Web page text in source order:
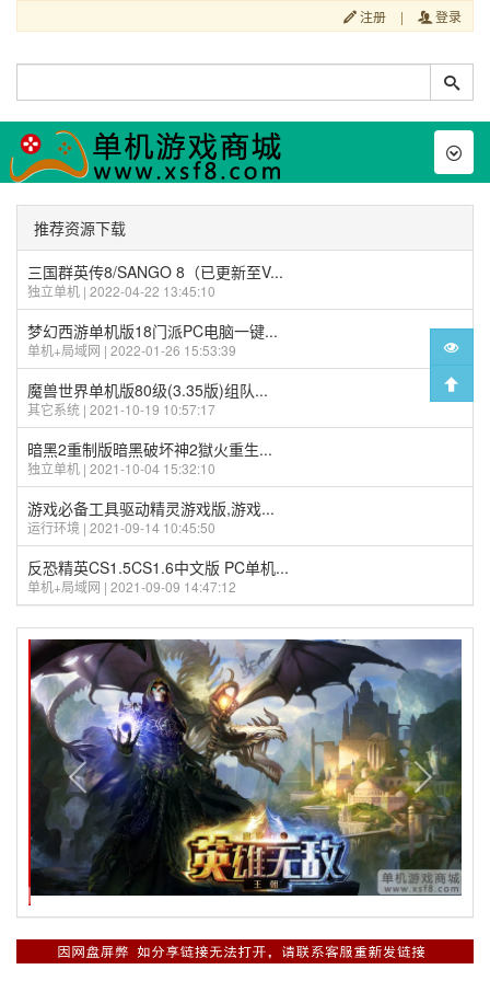
注册 | 登录
推荐资源下载
三国群英传8/SANGO 8（已更新至V...
独立单机 | 2022-04-22 13:45:10
梦幻西游单机版18门派PC电脑一键...
单机+局域网 | 2022-01-26 15:53:39
魔兽世界单机版80级(3.35版)组队...
其它系统 | 2021-10-19 10:57:17
暗黑2重制版暗黑破坏神2獄火重生...
独立单机 | 2021-10-04 15:32:10
游戏必备工具驱动精灵游戏版,游戏...
运行环境 | 2021-09-14 10:45:50
反恐精英CS1.5CS1.6中文版 PC单机...
单机+局域网 | 2021-09-09 14:47:12
Previous Next